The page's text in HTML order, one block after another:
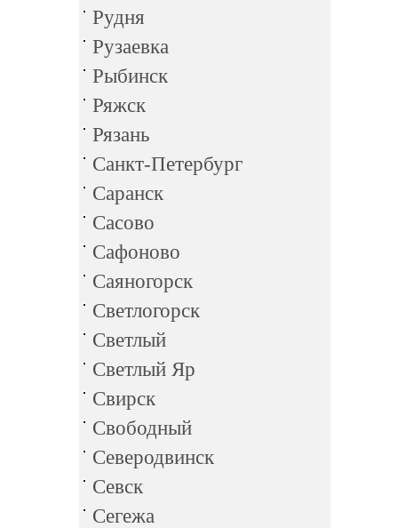
Рудня
Рузаевка
Рыбинск
Ряжск
Рязань
Санкт-Петербург
Саранск
Сасово
Сафоново
Саяногорск
Светлогорск
Светлый
Светлый Яр
Свирск
Свободный
Северодвинск
Севск
Сегежа